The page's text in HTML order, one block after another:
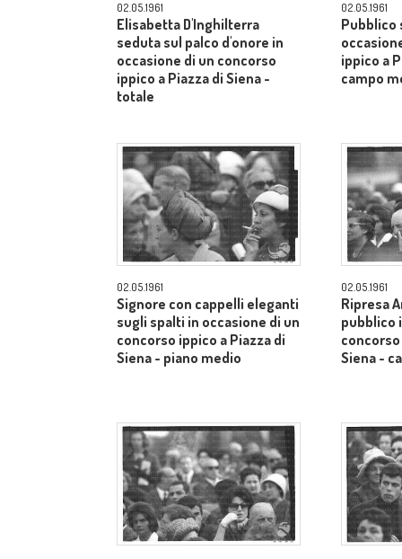
02.05.1961
Elisabetta D'Inghilterra
seduta sul palco d'onore in
occasione di un concorso
ippico a Piazza di Siena -
totale
02.05.1961
Pubblico
ippico a
campo
02.05.1961
Signore con cappelli eleganti
sugli spalti in occasione di un
concorso ippico a Piazza di
Siena - piano medio
02.05.1961
Ripresa
pubblico
Siena -